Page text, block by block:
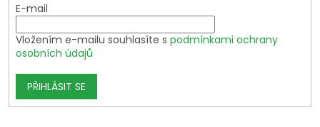
E-mail
Vložením e-mailu souhlasíte s podmínkami ochrany
osobních údajů
PŘIHLÁSIT SE